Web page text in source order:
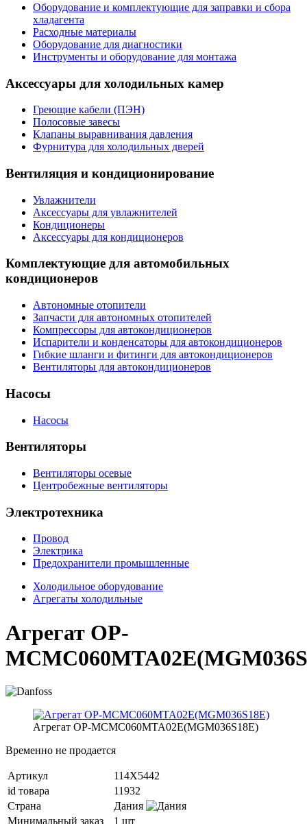
Оборудование и комплектующие для заправки и сбора
хладагента
Расходные материалы
Оборудование для диагностики
Инструменты и оборудование для монтажа
Аксессуары для холодильных камер
Греющие кабели (ПЭН)
Полосовые завесы
Клапаны выравнивания давления
Фурнитура для холодильных дверей
Вентиляция и кондиционирование
Увлажнители
Аксессуары для увлажнителей
Кондиционеры
Аксессуары для кондиционеров
Комплектующие для автомобильных
кондиционеров
Автономные отопители
Запчасти для автономных отопителей
Компрессоры для автокондиционеров
Испарители и конденсаторы для автокондиционеров
Гибкие шланги и фитинги для автокондиционеров
Вентиляторы для автокондиционеров
Насосы
Насосы
Вентиляторы
Вентиляторы осевые
Центробежные вентиляторы
Электротехника
Провод
Электрика
Предохранители промышленные
Холодильное оборудование
Агрегаты холодильные
Агрегат OP-
Агрегат OP-MCMC060MTA02E(MGM036S18E)
Временно не продается
Артикул
114X5442
id товара
11932
Страна
Дания
Минимальный заказ
1 шт